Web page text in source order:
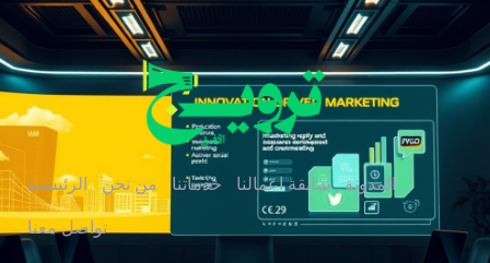
الرئيسية من نحن خدماتنا سابقة اعمالنا المدونة
تواصل معنا